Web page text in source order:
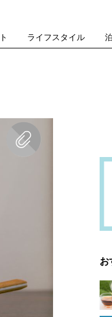
ライフスタイル
お